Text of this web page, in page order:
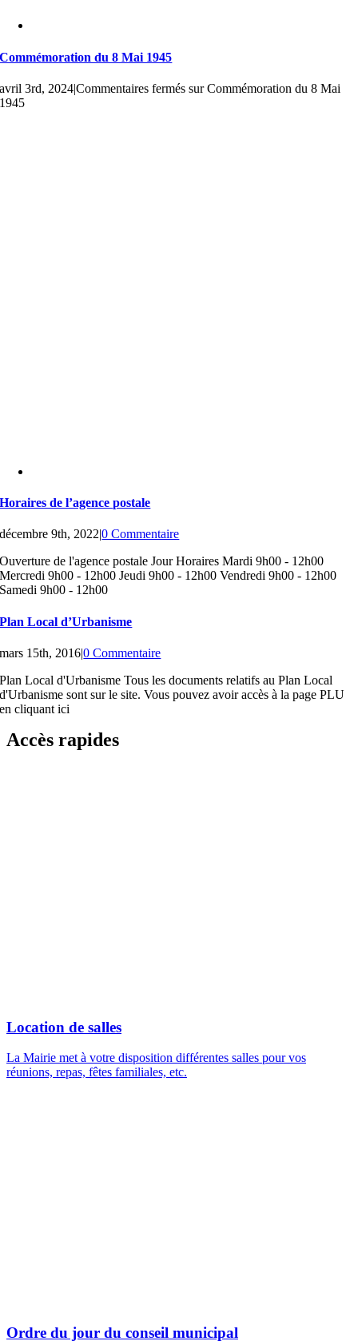
Commémoration du 8 Mai 1945
avril 3rd, 2024|Commentaires fermés sur Commémoration du 8 Mai
1945
Horaires de l’agence postale
décembre 9th, 2022|0 Commentaire
Ouverture de l'agence postale Jour Horaires Mardi 9h00 - 12h00
Mercredi 9h00 - 12h00 Jeudi 9h00 - 12h00 Vendredi 9h00 - 12h00
Samedi 9h00 - 12h00
Plan Local d’Urbanisme
mars 15th, 2016|0 Commentaire
Plan Local d'Urbanisme Tous les documents relatifs au Plan Local
d'Urbanisme sont sur le site. Vous pouvez avoir accès à la page PLU
en cliquant ici
Accès rapides
Location de salles
La Mairie met à votre disposition différentes salles pour vos
réunions, repas, fêtes familiales, etc.
Ordre du jour du conseil municipal